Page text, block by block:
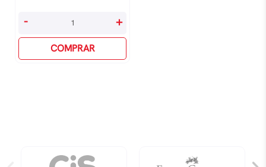
Landon
Vol.
- +
COMPRAR